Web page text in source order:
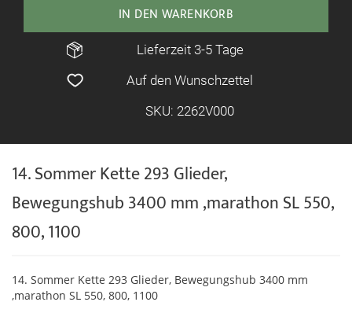
14. Sommer Kette 293 Glieder,
Bewegungshub 3400 mm ,marathon SL 550,
800, 1100
IN DEN WARENKORB
Lieferzeit 3-5 Tage
Auf den Wunschzettel
SKU: 2262V000
14. Sommer Kette 293 Glieder, Bewegungshub 3400 mm
,marathon SL 550, 800, 1100